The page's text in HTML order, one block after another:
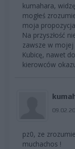
kumahara,
mogłeś
moja
Na przyszłość
zawsze w mojej
Kubicę, nawet
kierowców
pz0, ze
muchachos !